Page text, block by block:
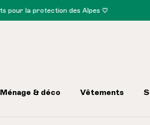
pour la protection des Alpes ♡
Ménage & déco Vêtements